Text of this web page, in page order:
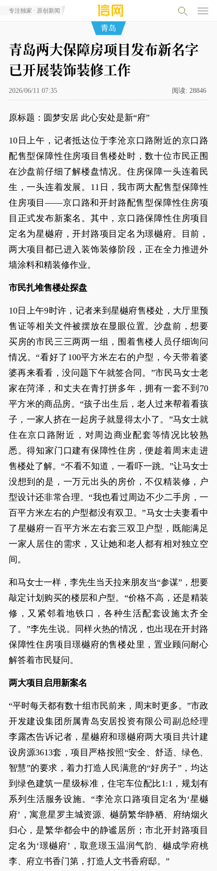
专注独家 · 原创新闻
青岛
青岛两大保障房项目发布新名字
已开展装饰装修工作
2026/06/11 07:35 阅读: 28846
原标题：圆梦安居 此心安处是新“府”
10日上午，记者抵达位于李沧京口路附近的京口路
配售型保障性住房项目售楼处时，数十位市民正围
在沙盘前仔细了解楼盘情况。住房保障一头连着民
生，一头连着发展。11日，我市两大配售型保障性
住房项目——京口路和开封路配售型保障性住房项
目正式发布新案名。其中，京口路保障性住房项目
定名为星樾府，开封路项目定名为璟樾府。目前，
两大项目都已进入装饰装修阶段，正在全力推进外
墙涂料和精装修作业。
市民扎堆售楼处探盘
10日上午9时许，记者来到星樾府售楼处，大厅里预
售证等相关文件被摆放在显眼位置。沙盘前，想要
买房的市民三三两两一组，围着售楼人员仔细询问
情况。“看好了100平方米左右的户型，今天带着婆
婆再来看看，没问题下午就签合同。”市民马女士老
家在菏泽，和丈夫在青打拼多年，拥有一套不到70
平方米的商品房。“孩子出生后，老人过来帮着看孩
子，一家人挤在一起房子就显得太小了。”马女士就
住在京口路附近，对周边商业配套等情况比较熟
悉。得知家门口建有保障性住房，便趁着周末走进
售楼处了解。“不看不知道，一看吓一跳。”让马女士
没想到的是，一万元出头的房价，不仅精装修，户
型设计还非常合理。“我也看过周边不少二手房，一
百平方米左右的户型都没有双卫。”马女士夫妻看中
了星樾府一百平方米左右套三双卫户型，既能满足
一家人居住的需求，又让她和老人都有相对独立空
间。
和马女士一样，李先生当天拉来朋友当“参谋”，想要
敲定计划购买的楼层和户型。“价格不高，还是精装
修，又紧邻着地铁口，各种生活配套设施太齐全
了。”李先生说。同样火热的情况，也出现在开封路
保障性住房项目璟樾府的售楼处里，置业顾问耐心
解答着市民疑问。
两大项目启用新案名
“平时每天都有数十组市民前来，周末时更多。”市政
开发建设集团所属青岛安居投资有限公司副总经理
李露杰告诉记者，星樾府和璟樾府两大项目共计建
设房源3613套，项目严格按照“安全、舒适、绿色、
智慧”的要求，着力打造人民满意的“好房子”，均达
到绿色建筑一星级标准，住宅车位配比1:1，规划有
系列生活服务设施。“李沧京口路项目定名为‘星樾
府’，寓意星罗主城资源、樾荫繁华静栖、府纳烟火
归心，是繁华都会中的静谧居所；市北开封路项目
定名为‘璟樾府’，取意璟玉温润气韵、樾成学府桃
李、府立书香门第，打造人文书香府邸。”